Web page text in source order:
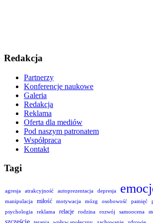
Redakcja
Partnerzy
Konferencje naukowe
Galeria
Redakcja
Reklama
Oferta dla mediów
Pod naszym patronatem
Współpraca
Kontakt
Tagi
agresja atrakcyjność autoprezentacja depresja
manipulacja
miłość motywacja mózg osobowość pamięć
psychologia
reklama relacje rodzina rozwój samoocena